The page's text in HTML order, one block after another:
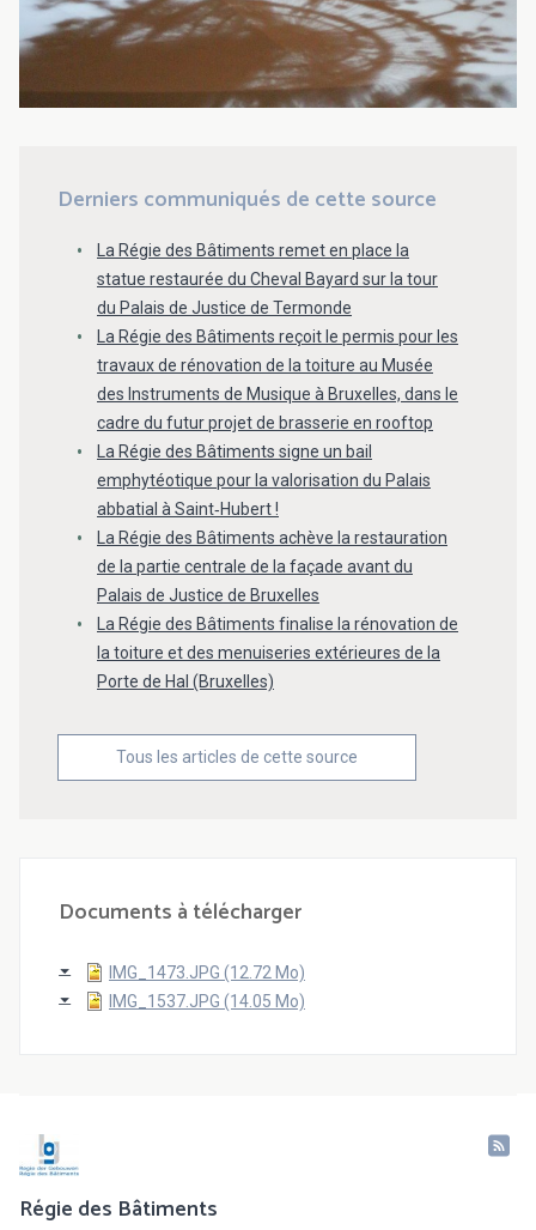
Derniers communiqués de cette source
La Régie des Bâtiments remet en place la
statue restaurée du Cheval Bayard sur la tour
du Palais de Justice de Termonde
La Régie des Bâtiments reçoit le permis pour les
travaux de rénovation de la toiture au Musée
des Instruments de Musique à Bruxelles, dans le
cadre du futur projet de brasserie en rooftop
La Régie des Bâtiments signe un bail
emphytéotique pour la valorisation du Palais
abbatial à Saint‑Hubert !
La Régie des Bâtiments achève la restauration
de la partie centrale de la façade avant du
Palais de Justice de Bruxelles
La Régie des Bâtiments finalise la rénovation de
la toiture et des menuiseries extérieures de la
Porte de Hal (Bruxelles)
Tous les articles de cette source
Documents à télécharger
IMG_1473.JPG (12.72 Mo)
IMG_1537.JPG (14.05 Mo)
Régie des Bâtiments